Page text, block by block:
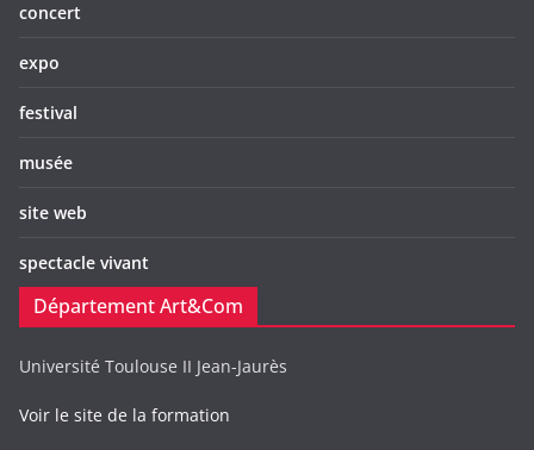
concert
expo
festival
musée
site web
spectacle vivant
Département Art&Com
Université Toulouse II Jean-Jaurès
Voir le site de la formation